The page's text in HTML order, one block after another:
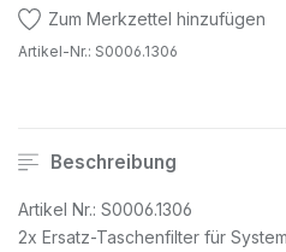
Zum Merkzettel hinzufügen
Artikel-Nr.: S0006.1306
Beschreibung
Artikel Nr.: S0006.1306
2x Ersatz-Taschenfilter für